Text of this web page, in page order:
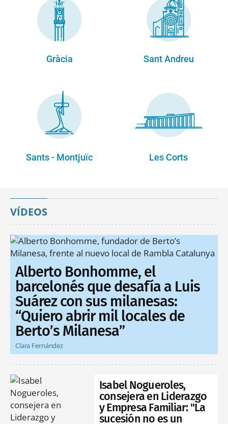
Gràcia Sant Andreu
Sants - Montjuïc Les Corts
VÍDEOS
Alberto Bonhomme, el
barcelonés que desafía a Luis
Suárez con sus milanesas:
“Quiero abrir mil locales de
Berto’s Milanesa”
Clara Fernández
Isabel Nogueroles,
consejera en Liderazgo
y Empresa Familiar: "La
sucesión no es un